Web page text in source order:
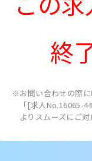
終
※お問い合わせの際に
「[求人No.16065-
よりスムーズにご対